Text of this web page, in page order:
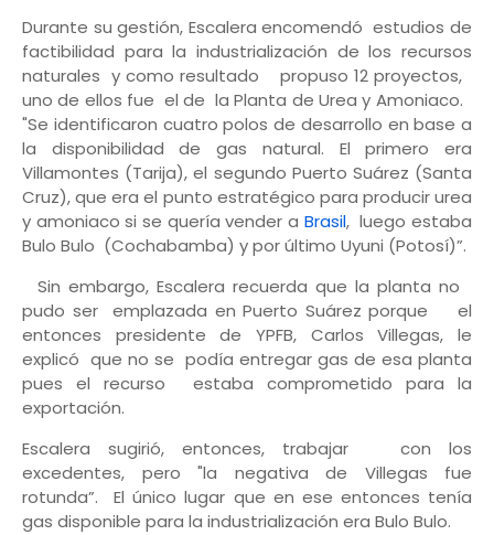
Durante su gestión, Escalera encomendó estudios de
factibilidad para la industrialización de los recursos
naturales y como resultado propuso 12 proyectos,
uno de ellos fue el de la Planta de Urea y Amoniaco.
"Se identificaron cuatro polos de desarrollo en base a
la disponibilidad de gas natural. El primero era
Villamontes (Tarija), el segundo Puerto Suárez (Santa
Cruz), que era el punto estratégico para producir urea
y amoniaco si se quería vender a Brasil, luego estaba
Bulo Bulo (Cochabamba) y por último Uyuni (Potosí)”.
Sin embargo, Escalera recuerda que la planta no
pudo ser emplazada en Puerto Suárez porque el
entonces presidente de YPFB, Carlos Villegas, le
explicó que no se podía entregar gas de esa planta
pues el recurso estaba comprometido para la
exportación.
Escalera sugirió, entonces, trabajar con los
excedentes, pero "la negativa de Villegas fue
rotunda”. El único lugar que en ese entonces tenía
gas disponible para la industrialización era Bulo Bulo.